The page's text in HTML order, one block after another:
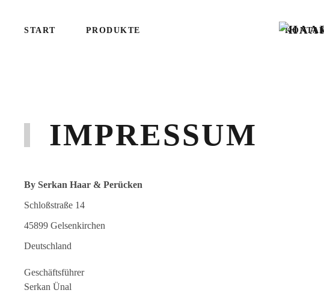
START PRODUKTE
IMPRESSUM
By Serkan Haar & Perücken
Schloßstraße 14
45899 Gelsenkirchen
Deutschland
Geschäftsführer
Serkan Ünal